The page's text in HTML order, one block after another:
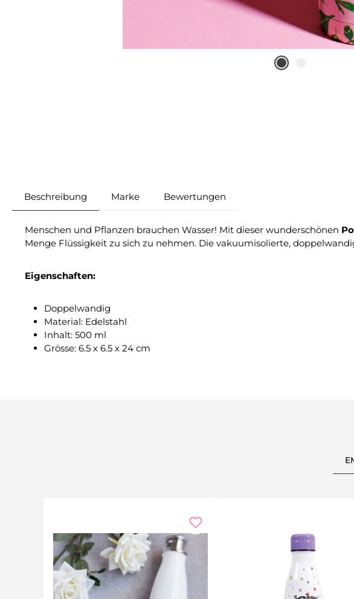
Beschreibung Marke Bewertungen
Menschen und Pflanzen brauchen Wasser! Mit dieser wunderschönen
Menge Flüssigkeit zu sich zu nehmen. Die vakuumisolierte,
Eigenschaften:
Doppelwandig
Material: Edelstahl
Inhalt: 500 ml
Grösse: 6.5 x 6.5 x 24 cm